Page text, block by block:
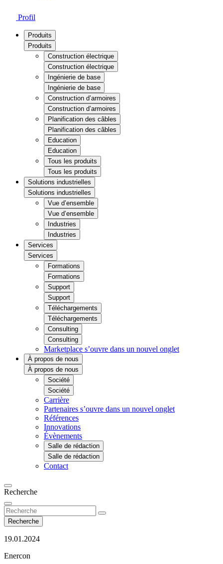
Profil
Produits
Produits
Construction électrique
Construction électrique
Ingénierie de base
Ingénierie de base
Construction d’armoires
Construction d’armoires
Planification des câbles
Planification des câbles
Education
Education
Tous les produits
Tous les produits
Solutions industrielles
Solutions industrielles
Vue d’ensemble
Vue d’ensemble
Industries
Industries
Services
Services
Formations
Formations
Support
Support
Téléchargements
Téléchargements
Consulting
Consulting
Marketplace s’ouvre dans un nouvel onglet
À propos de nous
À propos de nous
Société
Société
Carrière
Partenaires s’ouvre dans un nouvel onglet
Références
Innovations
Évènements
Salle de rédaction
Salle de rédaction
Contact
Recherche
Recherche
19.01.2024
Enercon